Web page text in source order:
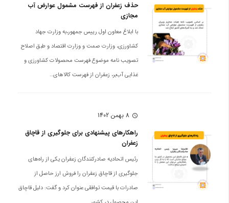
حذف زعفران از فهرست مشمول عوارض آب
مجازی
با ابلاغ معاون اول رییس جمهور،به وزارت جهاد
کشاورزی، وزارت صمت و وزارت اقتصاد و طبق اصلاح
تصویب نامه موضوع فهرست محصولات کشاورزی و
غذایی آب‌بر، زعفران از فهرست کالاهای…
schedule 8 بهمن 1402
راهکارهای پیشنهادی برای جلوگیری از قاچاق
زعفران
رئیس اتحادیه صادرکنندگان زعفران یکی از راه‌های
جلوگیری از قاچاق زعفران را فروش ارز حاصل از
صادرات با قیمت توافقی عنوان کرد و گفت: دلیل قاچاق